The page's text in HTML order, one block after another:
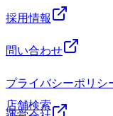
ピングセンター
7339≪営業時間
スムーズにご案内で
レッチ】と【股関節
住所≫ 〒330-
3 DOMショッピン
号≫ 048-871-
採用情報
問い合わせ
プライバシーポリシ
店舗検索